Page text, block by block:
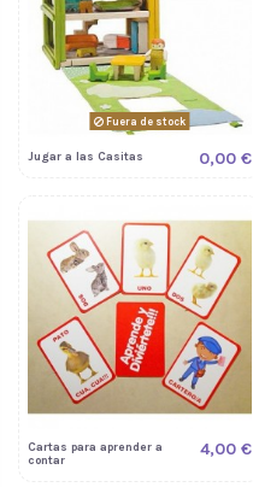
Fuera de stock
Jugar a las Casitas 0,00 €
Cartas para aprender a
contar
4,00 €